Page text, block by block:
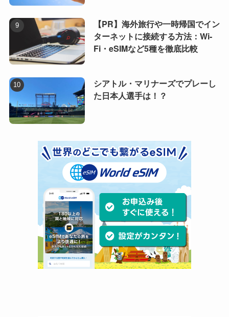
【PR】海外旅行や一時帰国でイン
ターネットに接続する方法：Wi-
Fi・eSIMなど5種を徹底比較
シアトル・マリナーズでプレーし
た日本人選手は！？